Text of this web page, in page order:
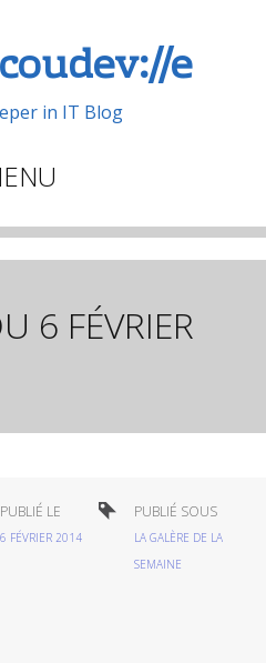
e
in IT Blog
6 FÉVRIER
PUBLIÉ LE
6 FÉVRIER 2014
PUBLIÉ SOUS
LA GALÈRE DE LA
SEMAINE